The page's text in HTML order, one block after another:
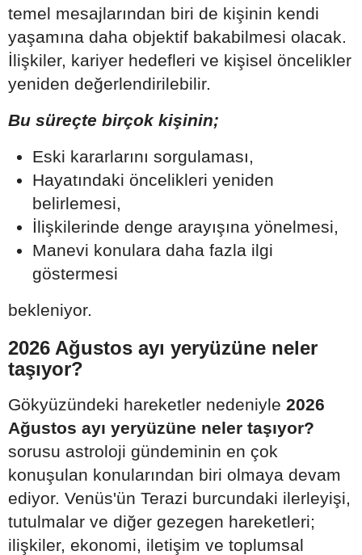
temel mesajlarından biri de kişinin kendi
yaşamına daha objektif bakabilmesi olacak.
İlişkiler, kariyer hedefleri ve kişisel öncelikler
yeniden değerlendirilebilir.
Bu süreçte birçok kişinin;
Eski kararlarını sorgulaması,
Hayatındaki öncelikleri yeniden
belirlemesi,
İlişkilerinde denge arayışına yönelmesi,
Manevi konulara daha fazla ilgi
göstermesi
bekleniyor.
2026 Ağustos ayı yeryüzüne neler
taşıyor?
Gökyüzündeki hareketler nedeniyle 2026
Ağustos ayı yeryüzüne neler taşıyor?
sorusu astroloji gündeminin en çok
konuşulan konularından biri olmaya devam
ediyor. Venüs'ün Terazi burcundaki ilerleyişi,
tutulmalar ve diğer gezegen hareketleri;
ilişkiler, ekonomi, iletişim ve toplumsal